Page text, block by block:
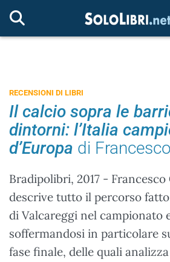
RECENSIONI DI LIBRI
Il calcio sopra le
dintorni: l’Italia
d’Europa di
Bradipolibri, 2017 - Francesco
descrive tutto il percorso
di Valcareggi nel campionato
soffermandosi in particolare
fase finale, delle quali